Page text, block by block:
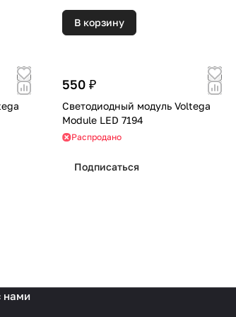
В корзину
550 ₽
Светодиодный модуль Voltega
Module LED 7194
Распродано
Подписаться
нами